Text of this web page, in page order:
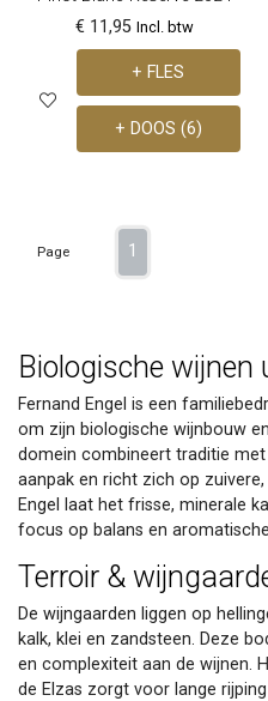
€ 11,95 Incl. btw
+ FLES
+ DOOS (6)
Page 1
Biologische wijnen
Fernand Engel is een
om zijn biologische wijnbouw
domein combineert traditie
aanpak en richt zich op
Engel laat het frisse, minerale
focus op balans en
Terroir &
De wijngaarden liggen op
kalk, klei en zandsteen. Deze
en complexiteit aan de wijnen.
de Elzas zorgt voor lange